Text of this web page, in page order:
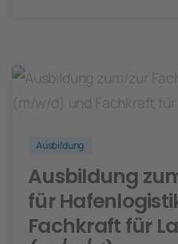
Ausbildung
Ausbildung
für
Fachkraft für